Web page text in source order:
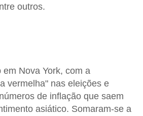
outros.
Nova York, com a
vermelha" nas eleições e
de inflação que saem
asiático. Somaram-se a